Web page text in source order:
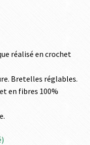
réalisé en crochet
Bretelles réglables.
en fibres 100%